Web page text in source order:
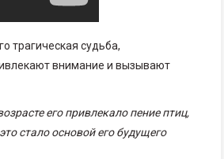
трагическая судьба,
внимание и вызывают
его привлекало пение птиц,
стало основой его будущего